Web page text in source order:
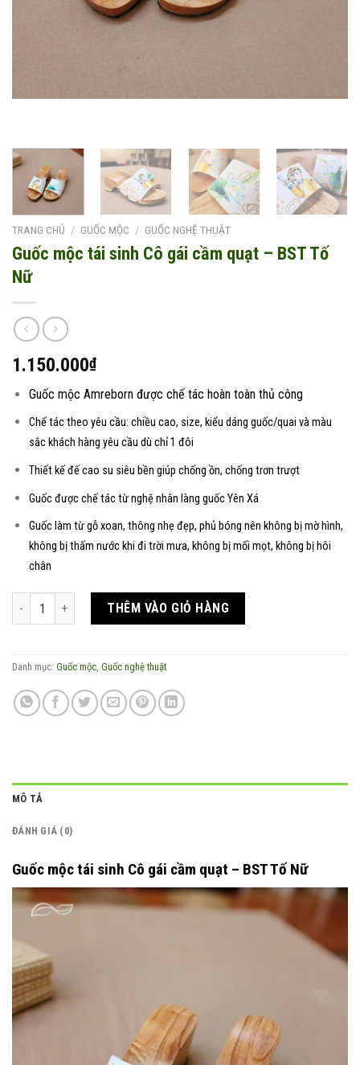
TRANG CHỦ / GUỐC MỘC / GUỐC NGHỆ THUẬT
Guốc mộc tái sinh Cô gái cầm quạt – BST Tố
Nữ
1.150.000₫
Guốc mộc Amreborn được chế tác hoàn toàn thủ công
Chế tác theo yêu cầu: chiều cao, size, kiểu dáng guốc/quai và màu
sắc khách hàng yêu cầu dù chỉ 1 đôi
Thiết kế đế cao su siêu bền giúp chống ồn, chống trơn trượt
Guốc được chế tác từ nghệ nhân làng guốc Yên Xá
Guốc làm từ gỗ xoan, thông nhẹ đẹp, phủ bóng nên không bị mờ hình,
không bị thấm nước khi đi trời mưa, không bị mối mọt, không bị hôi
chân
Guốc mộc tái sinh Cô gái cầm quạt - BST Tố Nữ số lượng
THÊM VÀO GIỎ HÀNG
Danh mục: Guốc mộc Guốc nghệ thuật
MÔ TẢ
ĐÁNH GIÁ (0)
Guốc mộc tái sinh Cô gái cầm quạt – BST Tố Nữ